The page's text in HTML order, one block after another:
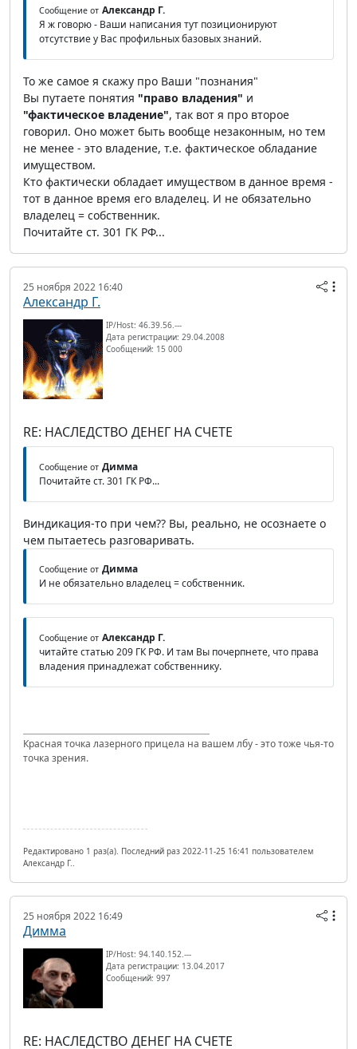
Сообщение от Александр Г.
Я ж говорю - Ваши написания тут позиционируют
отсутствие у Вас профильных базовых знаний.
То же самое я скажу про Ваши "познания"
Вы путаете понятия "право владения" и
"фактическое владение", так вот я про второе
говорил. Оно может быть вообще незаконным, но тем
не менее - это владение, т.е. фактическое обладание
имуществом.
Кто фактически обладает имуществом в данное время -
тот в данное время его владелец. И не обязательно
владелец = собственник.
Почитайте ст. 301 ГК РФ...
25 ноября 2022 16:40
Александр Г.
IP/Host: 46.39.56.---
Дата регистрации: 29.04.2008
Сообщений: 15 000
RE: НАСЛЕДСТВО ДЕНЕГ НА СЧЕТЕ
Сообщение от Димма
Почитайте ст. 301 ГК РФ...
Виндикация-то при чем?? Вы, реально, не осознаете о
чем пытаетесь разговаривать.
Сообщение от Димма
И не обязательно владелец = собственник.
Сообщение от Александр Г.
читайте статью 209 ГК РФ. И там Вы почерпнете, что права
владения принадлежат собственнику.
Красная точка лазерного прицела на вашем лбу - это тоже чья-то
точка зрения.
Редактировано 1 раз(а). Последний раз 2022-11-25 16:41 пользователем
Александр Г..
25 ноября 2022 16:49
Димма
IP/Host: 94.140.152.---
Дата регистрации: 13.04.2017
Сообщений: 997
RE: НАСЛЕДСТВО ДЕНЕГ НА СЧЕТЕ